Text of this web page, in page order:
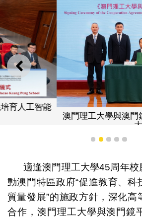
上一則
澳門理工大學與澳門鏡平學校簽署
大健康跨領域人
1 2 3 4 5
適逢澳門理工大學45周年校
動澳門特區政府“促進教育、科
質量發展”的施政方針，深化高
合作，澳門理工大學與澳門鏡